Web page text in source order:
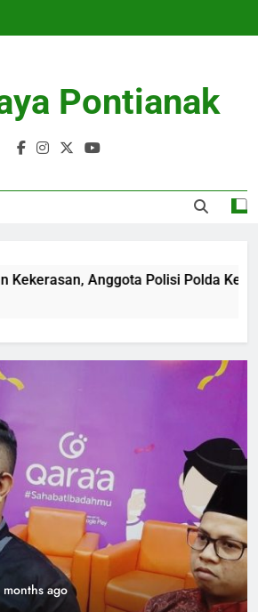
Pontianak
Anggota Polisi Polda Kepri
months ago